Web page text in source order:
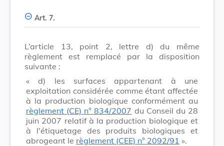
Art. 7.
L’article 13, point 2, lettre d) du même
règlement est remplacé par la disposition
suivante :
« d) les surfaces appartenant à une
exploitation considérée comme étant affectée
à la production biologique conformément au
règlement (CE) n° 834/2007 du Conseil du 28
juin 2007 relatif à la production biologique et
à l'étiquetage des produits biologiques et
abrogeant le règlement (CEE) n° 2092/91 ».